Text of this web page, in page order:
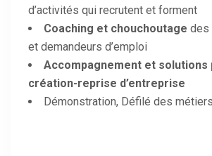
d’activités qui recrutent et forment
Coaching et chouchoutage des
et demandeurs d’emploi
Accompagnement et solutions
création-reprise d’entreprise
Démonstration, Défilé des